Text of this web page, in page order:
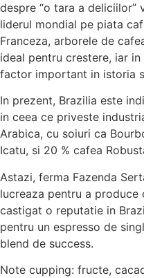
despre “o tara a deliciilor”
liderul mondial pe piata
Franceza, arborele de
ideal pentru crestere, iar
factor important in istoria
In prezent, Brazilia este
in ceea ce priveste
Arabica, cu soiuri ca
Icatu, si 20 % cafea
Astazi, ferma Fazenda
lucreaza pentru a
castigat o reputatie in
pentru un espresso de
blend de success.
Note cupping: fructe,